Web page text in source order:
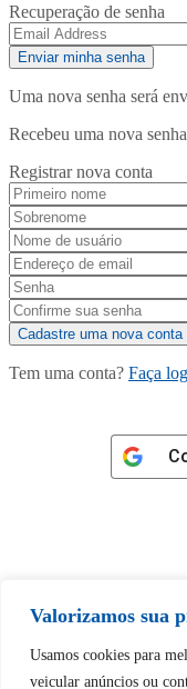
Valorizamos sua
Usamos cookies para
veicular anúncios ou
Recuperação de senha
Uma nova senha será
Recebeu uma nova
Registrar nova conta
Tem uma conta? Faça
Tem